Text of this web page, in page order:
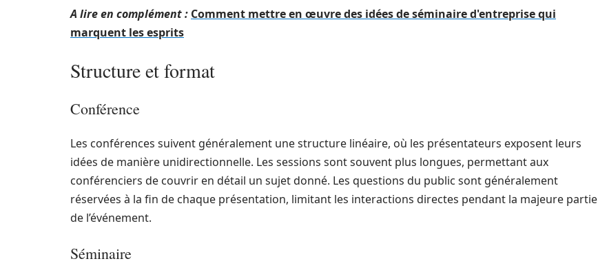
A lire en complément : Comment mettre en œuvre des idées de séminaire d'entreprise qui
marquent les esprits
Structure et format
Conférence
Les conférences suivent généralement une structure linéaire, où les présentateurs exposent leurs
idées de manière unidirectionnelle. Les sessions sont souvent plus longues, permettant aux
conférenciers de couvrir en détail un sujet donné. Les questions du public sont généralement
réservées à la fin de chaque présentation, limitant les interactions directes pendant la majeure partie
de l’événement.
Séminaire